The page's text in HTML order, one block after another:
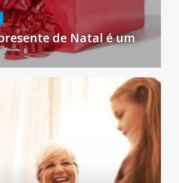
de Natal é um